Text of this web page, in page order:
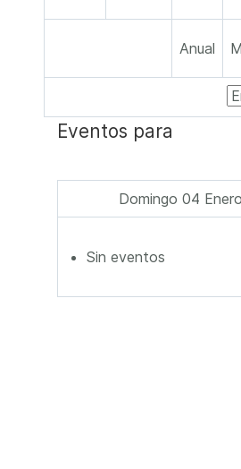
Anual
Eventos para
Domingo 04
Sin eventos